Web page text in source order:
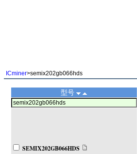
ICminer>semix202gb066hds
型号
SEMIX202GB066HDS